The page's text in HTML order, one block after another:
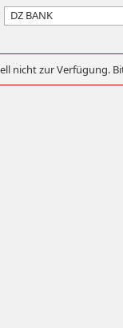
DZ BANK
nicht zur Verfügung.